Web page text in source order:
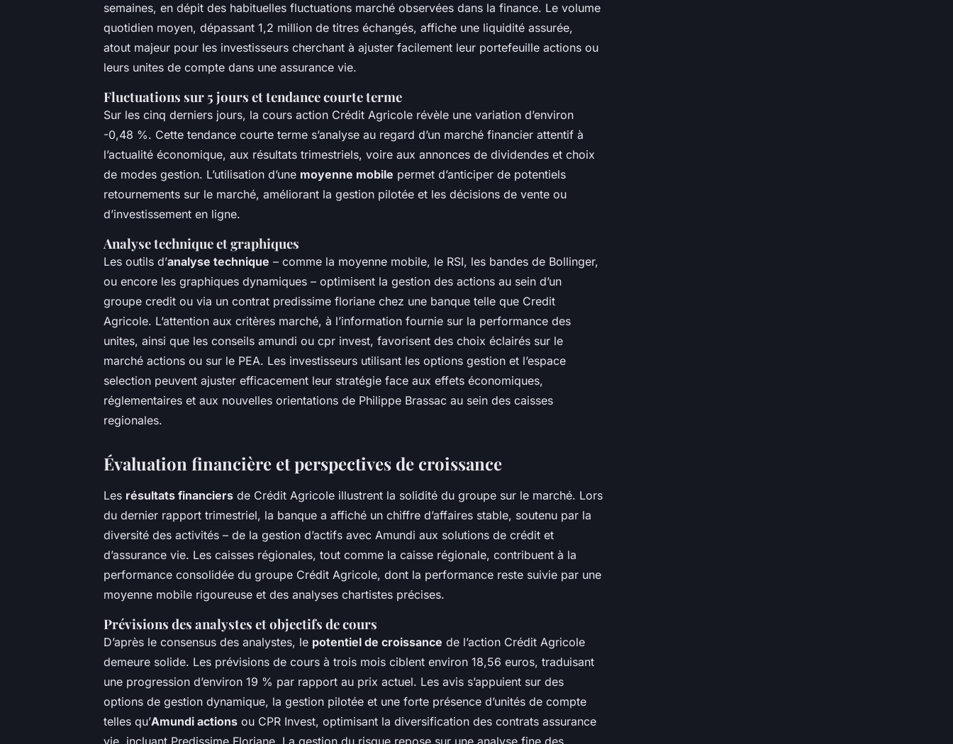
semaines, en dépit des habituelles fluctuations marché observées dans la finance. Le volume
quotidien moyen, dépassant 1,2 million de titres échangés, affiche une liquidité assurée,
atout majeur pour les investisseurs cherchant à ajuster facilement leur portefeuille actions ou
leurs unites de compte dans une assurance vie.
Fluctuations sur 5 jours et tendance courte terme
Sur les cinq derniers jours, la cours action Crédit Agricole révèle une variation d’environ
-0,48 %. Cette tendance courte terme s’analyse au regard d’un marché financier attentif à
l’actualité économique, aux résultats trimestriels, voire aux annonces de dividendes et choix
de modes gestion. L’utilisation d’une moyenne mobile permet d’anticiper de potentiels
retournements sur le marché, améliorant la gestion pilotée et les décisions de vente ou
d’investissement en ligne.
Analyse technique et graphiques
Les outils d’analyse technique – comme la moyenne mobile, le RSI, les bandes de Bollinger,
ou encore les graphiques dynamiques – optimisent la gestion des actions au sein d’un
groupe credit ou via un contrat predissime floriane chez une banque telle que Credit
Agricole. L’attention aux critères marché, à l’information fournie sur la performance des
unites, ainsi que les conseils amundi ou cpr invest, favorisent des choix éclairés sur le
marché actions ou sur le PEA. Les investisseurs utilisant les options gestion et l’espace
selection peuvent ajuster efficacement leur stratégie face aux effets économiques,
réglementaires et aux nouvelles orientations de Philippe Brassac au sein des caisses
regionales.
Évaluation financière et perspectives de croissance
Les résultats financiers de Crédit Agricole illustrent la solidité du groupe sur le marché. Lors
du dernier rapport trimestriel, la banque a affiché un chiffre d’affaires stable, soutenu par la
diversité des activités – de la gestion d’actifs avec Amundi aux solutions de crédit et
d’assurance vie. Les caisses régionales, tout comme la caisse régionale, contribuent à la
performance consolidée du groupe Crédit Agricole, dont la performance reste suivie par une
moyenne mobile rigoureuse et des analyses chartistes précises.
Prévisions des analystes et objectifs de cours
D’après le consensus des analystes, le potentiel de croissance de l’action Crédit Agricole
demeure solide. Les prévisions de cours à trois mois ciblent environ 18,56 euros, traduisant
une progression d’environ 19 % par rapport au prix actuel. Les avis s’appuient sur des
options de gestion dynamique, la gestion pilotée et une forte présence d’unités de compte
telles qu’Amundi actions ou CPR Invest, optimisant la diversification des contrats assurance